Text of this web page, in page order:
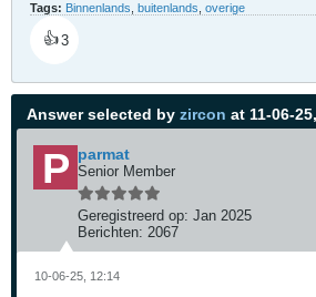
Tags: Binnenlands buitenlands overige
👍3
Answer selected by zircon at 11-06-
parmat
Senior Member
Geregistreerd op: Jan 2025
Berichten: 2067
10-06-25, 12:14